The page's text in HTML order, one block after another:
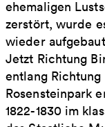
ehemaligen
zerstört, wurde
wieder
Jetzt Richtung
entlang
Rosensteinpark
1822-1830 im